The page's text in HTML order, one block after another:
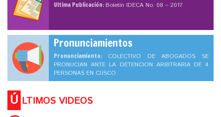
Ultima Publicación:Boletín IDECA No. 08 – 2017
Pronunciamientos
Pronunciamiento: COLECTIVO DE ABOGADOS SE
PRONUCIAN ANTE LA DETENCION ARBITRARIA DE 4
PERSONAS EN CUSCO
Ú LTIMOS VIDEOS